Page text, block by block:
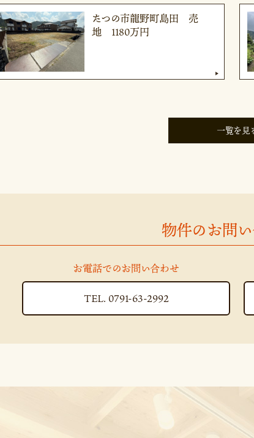
たつの市龍野町島田 売
地 1180万円
一覧を見
物件のお問
お電話でのお問い合わせ
TEL. 0791-63-2992